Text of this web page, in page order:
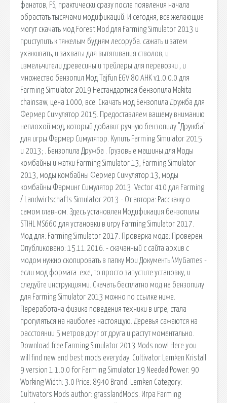
фанатов, FS, практически сразу после появления начала
обрастать тысячами модификаций. И сегодня, все желающие
могут скачать мод Forest Mod для Farming Simulator 2013 и
приступить к тяжелым будням лесоруба. сажать и затем
ухаживать, и захваты для вытягивания стволов, и
измельчители древесины и трейлеры для перевозки , и
множество бензопил Мод Tajfun EGV 80 AHK v1.0.0.0 для
Farming Simulator 2019 Нестандартная бензопила Makita
chainsaw, цена 1000, все. Скачать мод Бензопила Дружба для
Фермер Симулятор 2015. Предоставляем вашему вниманию
неплохой мод, который добавит ручную бензопилу "Дружба"
для игры Фермер Симулятор. Купить Farming Simulator 2015
и 2013; . Бензопила Дружба . Грузовые машины для Моды
комбайны и жатки Farming Simulator 13, Farming Simulator
2013, моды комбайны Фермер Симулятор 13, моды
комбайны Фарминг Симулятор 2013. Vector 410 для Farming
/ Landwirtschafts Simulator 2013 - От автора: Расскажу о
самом главном. Здесь установлен Модификация бензопилы
STIHL MS660 для установки в игру Farming Simulator 2017.
Мод для: Farming Simulator 2017. Проверка мода: Проверен.
Опубликовано: 15.11.2016. - скачанный с сайта архив с
модом нужно скопировать в папку Мои Документы\MyGames -
если мод формата .exe, то просто запустите установку, и
следуйте инструкциями. Скачать бесплатно мод на бензопилу
для Farming Simulator 2013 можно по ссылке ниже.
Переработана физика поведения техники в игре, стала
прогуляться на наиболее настоящую. Деревья сажаются на
расстоянии 5 метров друг от друга и растут моментально.
Download free Farming Simulator 2013 Mods now! Here you
will find new and best mods everyday. Cultivator Lemken Kristall
9 version 1.1.0.0 for Farming Simulator 19 Needed Power: 90
Working Width: 3.0 Price: 8940 Brand: Lemken Category:
Cultivators Mods author: grasslandMods. Игра Farming